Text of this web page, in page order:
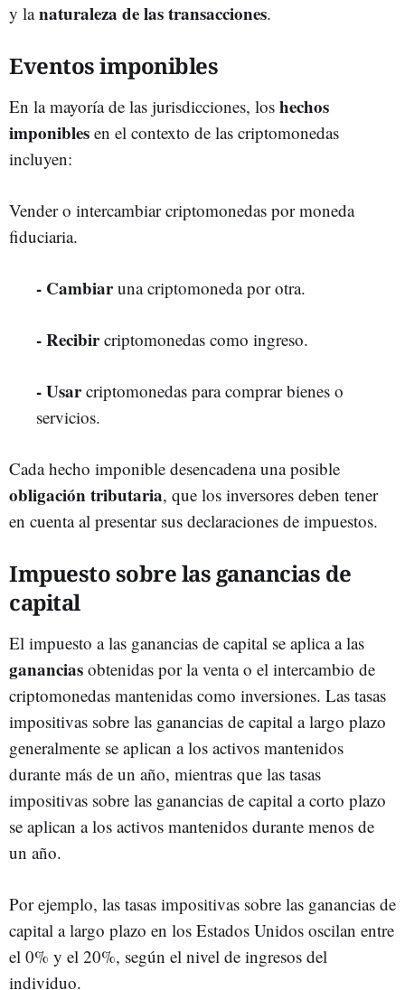
y lanaturaleza de las transacciones.
Eventos imponibles
En la mayoría de las jurisdicciones, los hechos
imponibles en el contexto de las criptomonedas
incluyen:
Vender o intercambiar criptomonedas por moneda
fiduciaria.
- Cambiaruna criptomoneda por otra.
- Recibircriptomonedas como ingreso.
- Usarcriptomonedas para comprar bienes o
servicios.
Cada hecho imponible desencadena una posible
obligación tributaria, que los inversores deben tener
en cuenta al presentar sus declaraciones de impuestos.
Impuesto sobre las ganancias de
capital
El impuesto a las ganancias de capital se aplica a las
ganancias obtenidas por la venta o el intercambio de
criptomonedas mantenidas como inversiones. Las tasas
impositivas sobre las ganancias de capital a largo plazo
generalmente se aplican a los activos mantenidos
durante más de un año, mientras que las tasas
impositivas sobre las ganancias de capital a corto plazo
se aplican a los activos mantenidos durante menos de
un año.
Por ejemplo, las tasas impositivas sobre las ganancias de
capital a largo plazo en los Estados Unidos oscilan entre
el 0% y el 20%, según el nivel de ingresos del
individuo.